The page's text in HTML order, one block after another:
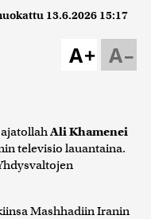
13.6.2026 15:17
A–
A+
ajatollahAli Khamenei
televisio lauantaina.
Mashhadiin Iranin